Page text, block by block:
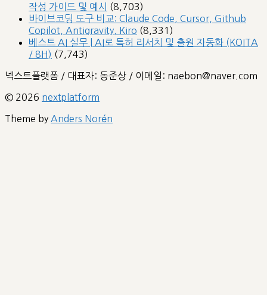
작성 가이드 및 예시
(8,703)
바이브코딩 도구 비교: Claude Code, Cursor, Github
Copilot, Antigravity, Kiro (8,331)
베스트 AI 실무 | AI로 특허 리서치 및 출원 자동화 (KOITA
/ 8H) (7,743)
넥스트플랫폼 / 대표자: 동준상 / 이메일: naebon@naver.com
© 2026 nextplatform
Theme by Anders Norén